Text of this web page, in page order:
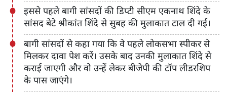
इससे पहले बागी सांसदों की डिप्टी सीएम एकनाथ शिंदे के
सांसद बेटे श्रीकांत शिंदे से सुबह की मुलाकात टाल दी गई।
बागी सांसदों से कहा गया कि वे पहले लोकसभा स्पीकर से
मिलकर दावा पेश करें। उसके बाद उनकी मुलाकात शिंदे से
कराई जाएगी और वो उन्हें लेकर बीजेपी की टॉप लीडरशिप
के पास जाएंगे।